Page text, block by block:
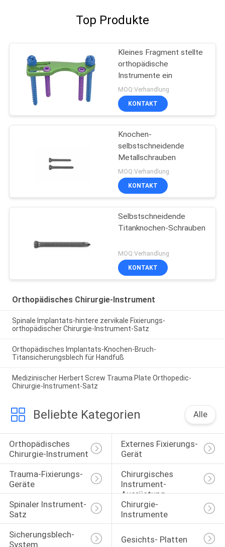
Top Produkte
Kleines Fragment stellte
orthopädische
Instrumente ein
MOQ:Verhandlung
KONTAKT
Knochen-
selbstschneidende
Metallschrauben
MOQ:Verhandlung
KONTAKT
Selbstschneidende
Titanknochen-Schrauben
MOQ:Verhandlung
KONTAKT
Orthopädisches Chirurgie-Instrument
Spinale Implantats-hintere zervikale Fixierungs-
orthopädischer Chirurgie-Instrument-Satz
Orthopädisches Implantats-Knochen-Bruch-
Titansicherungsblech für Handfuß
Medizinischer Herbert Screw Trauma Plate Orthopedic-
Chirurgie-Instrument-Satz
Beliebte Kategorien Alle
Orthopädisches
Chirurgie-Instrument
Externes Fixierungs-
Gerät
Trauma-Fixierungs-
Geräte
Chirurgisches
Instrument-
Ausrüstung
Spinaler Instrument-
Satz
Chirurgie-
Instrumente
Sicherungsblech-
System
Gesichts- Platten